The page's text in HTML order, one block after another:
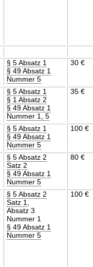
§ 5 Absatz 1
§ 49 Absatz 1
Nummer 5
30 €
§ 5 Absatz 1
§ 1 Absatz 2
§ 49 Absatz 1
Nummer 1, 5
35 €
§ 5 Absatz 1
§ 49 Absatz 1
Nummer 5
100 €
§ 5 Absatz 2
Satz 2
§ 49 Absatz 1
Nummer 5
80 €
§ 5 Absatz 2
Satz 1
Absatz 3
Nummer 1
§ 49 Absatz 1
Nummer 5
100 €